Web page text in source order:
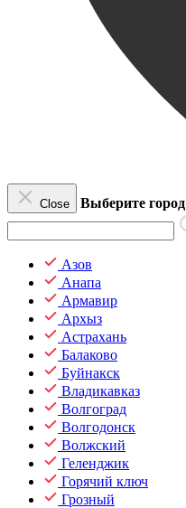
Close Выберите город
Азов
Анапа
Армавир
Архыз
Астрахань
Балаково
Буйнакск
Владикавказ
Волгоград
Волгодонск
Волжский
Геленджик
Горячий ключ
Грозный